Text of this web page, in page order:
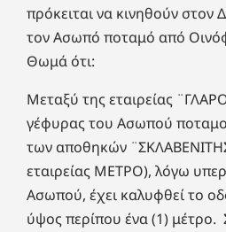
πρόκειται να κινηθούν
τον Ασωπό ποταμό από
Θωμά ότι:
Μεταξύ της εταιρείας
γέφυρας του Ασωπού
των αποθηκών
εταιρείας ΜΕΤΡΟ), λόγω
Ασωπού, έχει καλυφθεί το
ύψος περίπου ένα (1) μέτρο.